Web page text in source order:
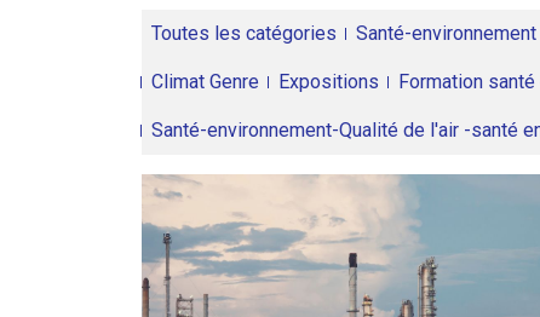
Toutes les catégories Santé-environnement
Climat Genre Expositions Formation
Santé-environnement-Qualité de l'air -santé